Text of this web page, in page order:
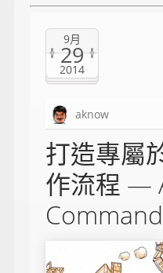
9月
29
2014
aknow
打造專屬
作流程 —